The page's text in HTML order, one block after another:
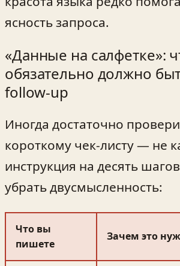
ясность запроса.
«Данные на салфетке»:
обязательно должно
follow‑up
Иногда достаточно
короткому чек-листу — не
инструкция на десять
убрать двусмысленность:
Что вы
пишете
Зачем это